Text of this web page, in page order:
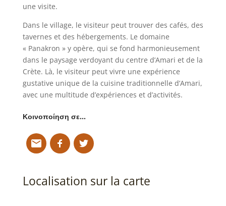
une visite.
Dans le village, le visiteur peut trouver des cafés, des
tavernes et des hébergements. Le domaine
« Panakron » y opère, qui se fond harmonieusement
dans le paysage verdoyant du centre d’Amari et de la
Crète. Là, le visiteur peut vivre une expérience
gustative unique de la cuisine traditionnelle d’Amari,
avec une multitude d’expériences et d’activités.
Κοινοποίηση σε…
Localisation sur la carte